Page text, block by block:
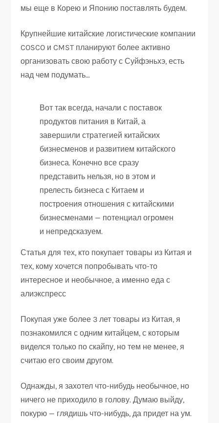
мы еще в Корею и Японию поставлять будем.
Крупнейшие китайские логистические компании
COSCO и CMST планируют более активно
организовать свою работу с Суйфэньхэ, есть
над чем подумать…
Вот так всегда, начали с поставок
продуктов питания в Китай, а
завершили стратегией китайских
бизнесменов и развитием китайского
бизнеса. Конечно все сразу
представить нельзя, но в этом и
прелесть бизнеса с Китаем и
построения отношения с китайскими
бизнесменами — потенциал огромен
и непредсказуем.
Статья для тех, кто покупает товары из Китая и
тех, кому хочется попробывать что-то
интересное и необычное, а именно еда с
алиэкспресс
Покупая уже более 3 лет товары из Китая, я
познакомился с одним китайцем, с которым
виделся только по скайпу, но тем не менее, я
считаю его своим другом.
Однажды, я захотел что-нибудь необычное, но
ничего не приходило в голову. Думаю выйду,
покурю — глядишь что-нибудь, да придет на ум.